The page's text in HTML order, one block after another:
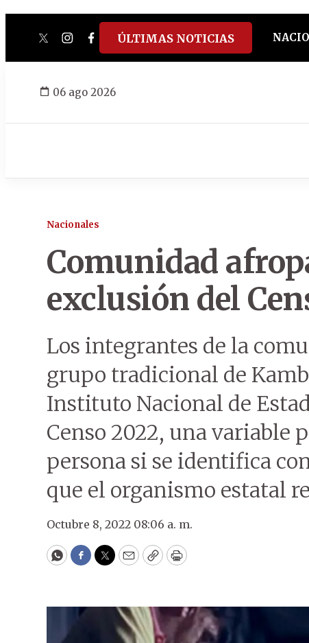
twitterinstagram
facebook
tiktokyoutube
spotify
ÚLTIMAS NOTICIAS
06 ago 2026
Nacionales
Comunidad
exclusión del
Los integrantes de la
grupo tradicional de
Instituto Nacional de
Censo 2022, una variable
persona si se identifica
que el organismo estatal
Octubre 8, 2022 08:06 a. m.
WhatsApp
Facebook
Twitter
EmailCopyPrint